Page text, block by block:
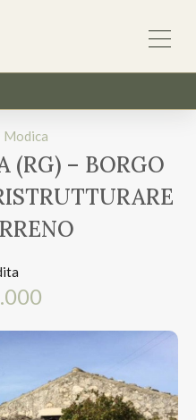
Modica
(RG) – BORGO